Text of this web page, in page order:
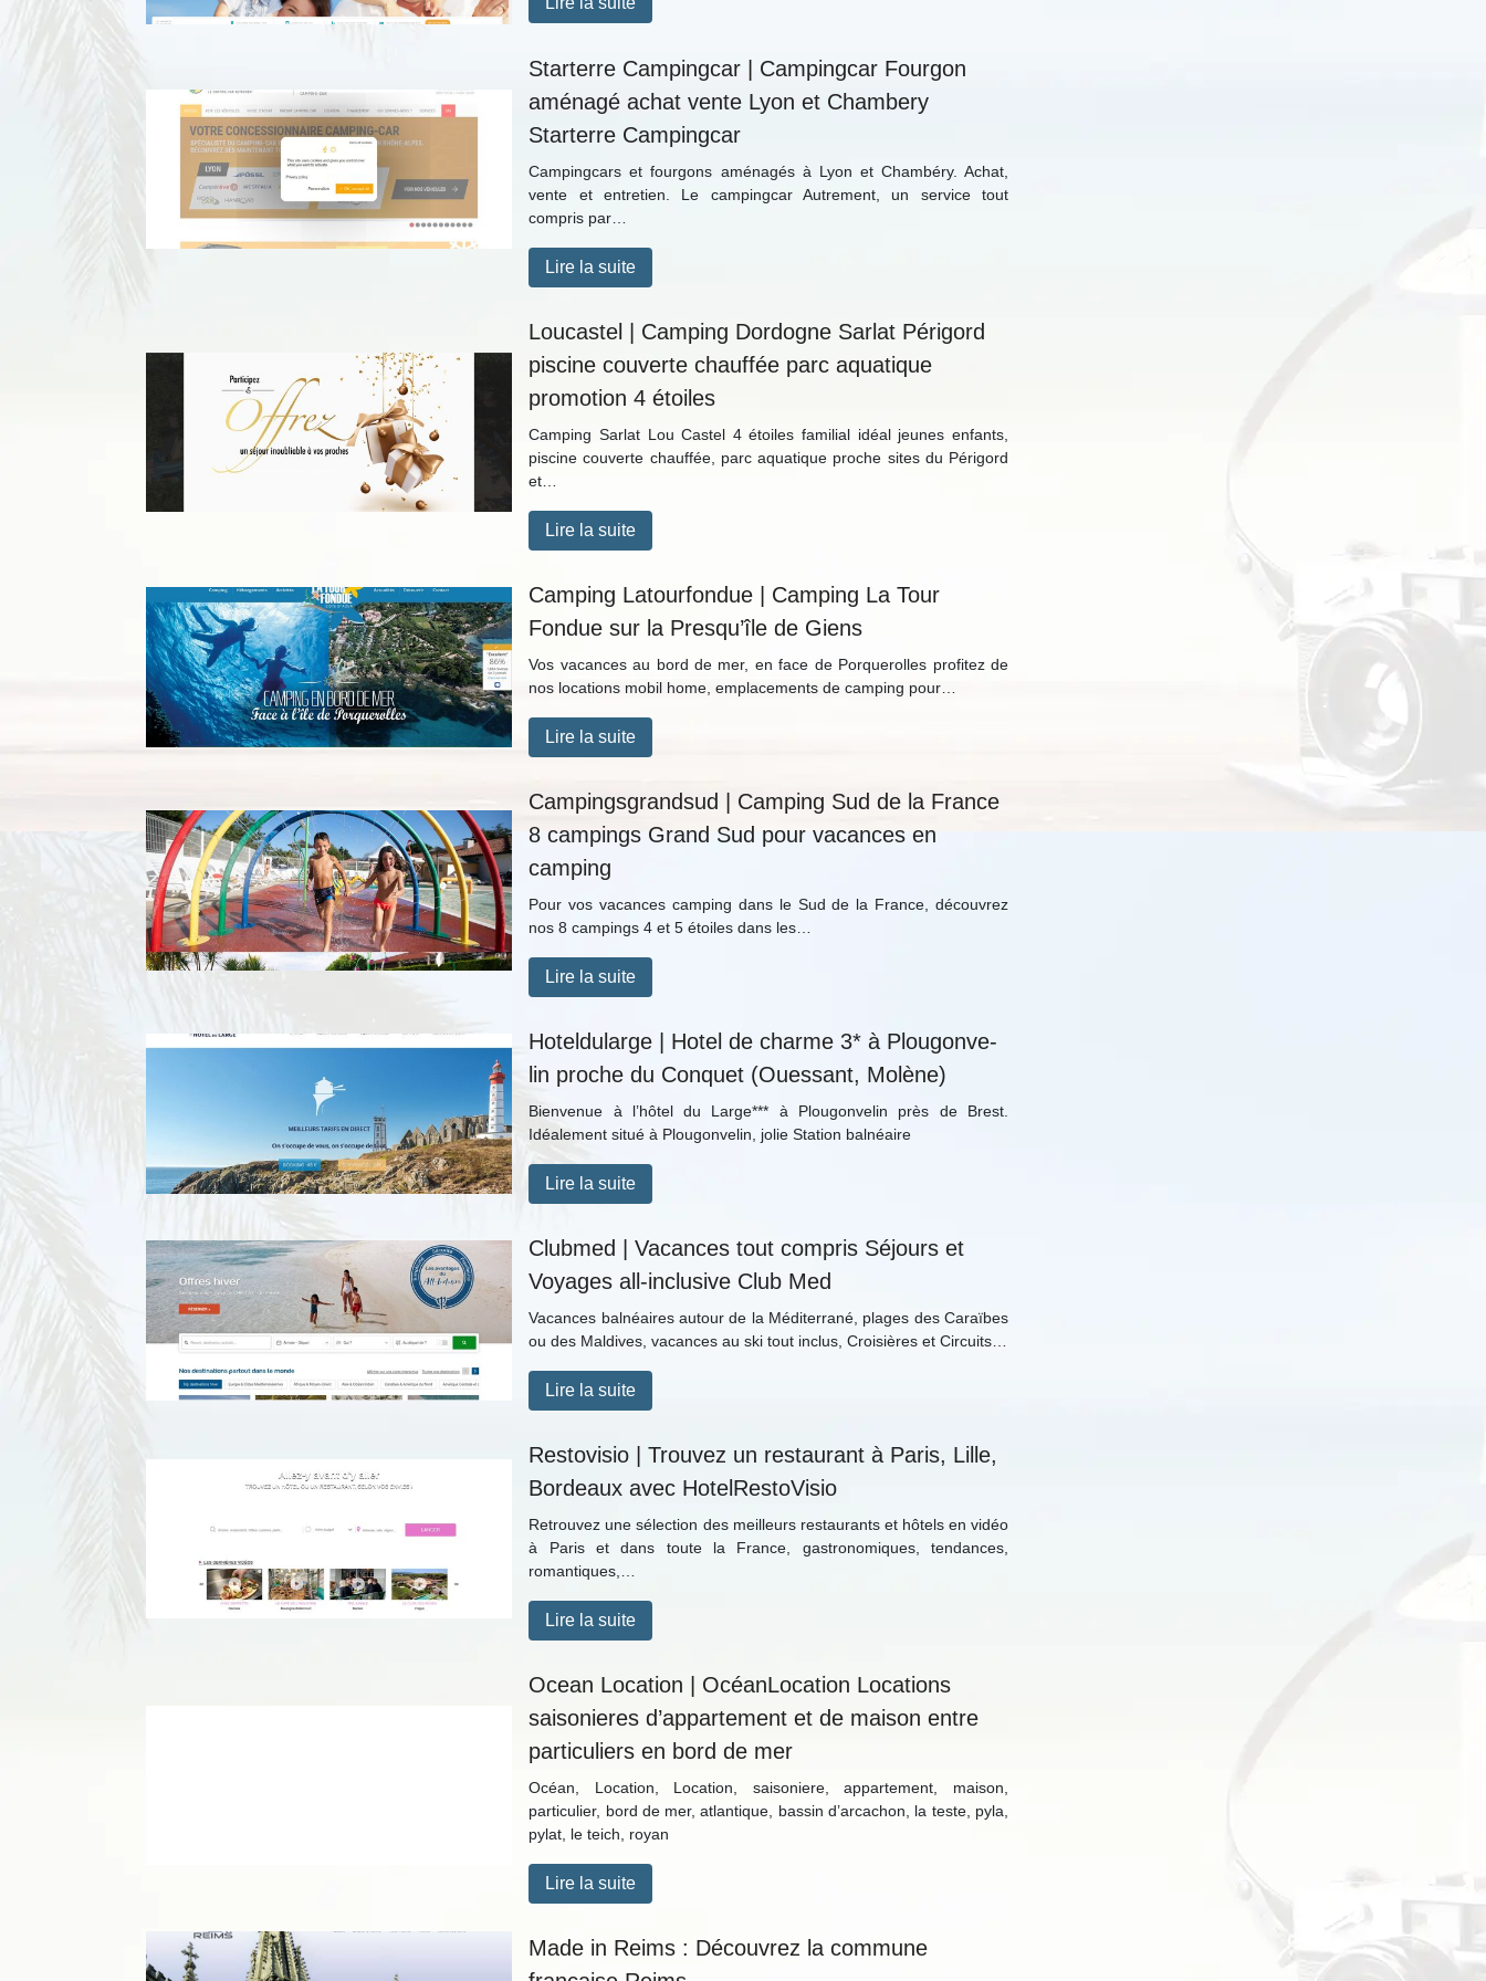
Starterre Campingcar | Campingcar Fourgon
aménagé achat vente Lyon et Chambery
Starterre Campingcar
Campingcars et fourgons aménagés à Lyon et Chambéry. Achat,
vente et entretien. Le campingcar Autrement, un service tout
compris par…
Lire la suite
Loucastel | Camping Dordogne Sarlat Périgord
piscine couverte chauffée parc aquatique
promotion 4 étoiles
Camping Sarlat Lou Castel 4 étoiles familial idéal jeunes enfants,
piscine couverte chauffée, parc aquatique proche sites du Périgord
et…
Lire la suite
Camping Latourfondue | Camping La Tour
Fondue sur la Presqu’île de Giens
Vos vacances au bord de mer, en face de Porquerolles profitez de
nos locations mobil home, emplacements de camping pour…
Lire la suite
Campingsgrandsud | Camping Sud de la France
8 campings Grand Sud pour vacances en
camping
Pour vos vacances camping dans le Sud de la France, découvrez
nos 8 campings 4 et 5 étoiles dans les…
Lire la suite
Hoteldularge | Hotel de charme 3* à Plougon­ve­
lin proche du Conquet (Ouessant, Molène)
Bienvenue à l’hôtel du Large*** à Plougonvelin près de Brest.
Idéalement situé à Plougonvelin, jolie Station balnéaire
Lire la suite
Clubmed | Vacances tout compris Séjours et
Voyages all-inclusive Club Med
Vacances balnéaires autour de la Méditerrané, plages des Caraïbes
ou des Maldives, vacances au ski tout inclus, Croisières et Circuits…
Lire la suite
Restovisio | Trouvez un restaurant à Paris, Lille,
Bordeaux avec Hotel­RestoVi­sio
Retrouvez une sélection des meilleurs restaurants et hôtels en vidéo
à Paris et dans toute la France, gastronomiques, tendances,
romantiques,…
Lire la suite
Ocean Location | OcéanLocation Locations
saisonieres d’appartement et de maison entre
par­ticu­liers en bord de mer
Océan, Location, Location, saisoniere, appartement, maison,
particulier, bord de mer, atlantique, bassin d’arcachon, la teste, pyla,
pylat, le teich, royan
Lire la suite
Made in Reims : Découvrez la commune